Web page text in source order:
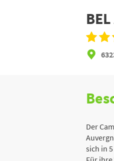
Der
sich in